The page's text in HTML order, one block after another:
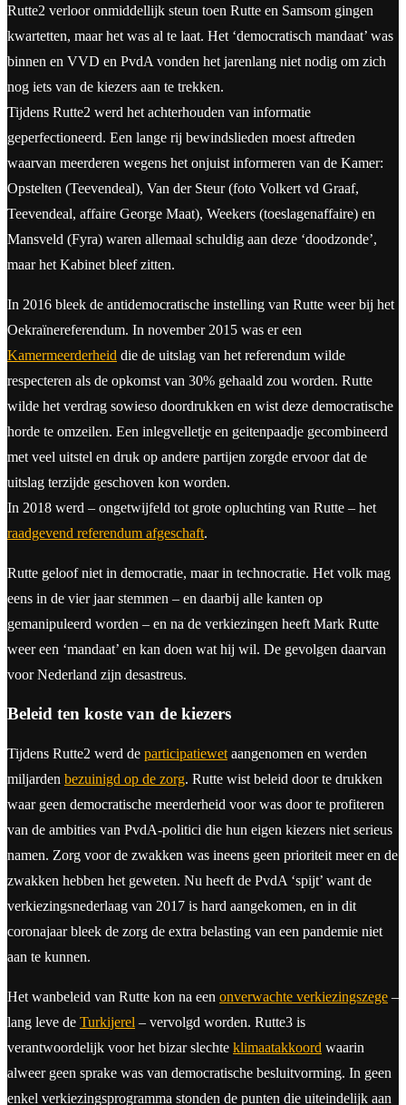
Rutte2 verloor onmiddellijk steun toen Rutte en Samsom gingen
kwartetten, maar het was al te laat. Het ‘democratisch mandaat’ was
binnen en VVD en PvdA vonden het jarenlang niet nodig om zich
nog iets van de kiezers aan te trekken.
Tijdens Rutte2 werd het achterhouden van informatie
geperfectioneerd. Een lange rij bewindslieden moest aftreden
waarvan meerderen wegens het onjuist informeren van de Kamer:
Opstelten (Teevendeal), Van der Steur (foto Volkert vd Graaf,
Teevendeal, affaire George Maat), Weekers (toeslagenaffaire) en
Mansveld (Fyra) waren allemaal schuldig aan deze ‘doodzonde’,
maar het Kabinet bleef zitten.
In 2016 bleek de antidemocratische instelling van Rutte weer bij het
Oekraïnereferendum. In november 2015 was er een
Kamermeerderheid die de uitslag van het referendum wilde
respecteren als de opkomst van 30% gehaald zou worden. Rutte
wilde het verdrag sowieso doordrukken en wist deze democratische
horde te omzeilen. Een inlegvelletje en geitenpaadje gecombineerd
met veel uitstel en druk op andere partijen zorgde ervoor dat de
uitslag terzijde geschoven kon worden.
In 2018 werd – ongetwijfeld tot grote opluchting van Rutte – het
raadgevend referendum afgeschaft.
Rutte geloof niet in democratie, maar in technocratie. Het volk mag
eens in de vier jaar stemmen – en daarbij alle kanten op
gemanipuleerd worden – en na de verkiezingen heeft Mark Rutte
weer een ‘mandaat’ en kan doen wat hij wil. De gevolgen daarvan
voor Nederland zijn desastreus.
Beleid ten koste van de kiezers
Tijdens Rutte2 werd de participatiewet aangenomen en werden
miljarden bezuinigd op de zorg. Rutte wist beleid door te drukken
waar geen democratische meerderheid voor was door te profiteren
van de ambities van PvdA-politici die hun eigen kiezers niet serieus
namen. Zorg voor de zwakken was ineens geen prioriteit meer en de
zwakken hebben het geweten. Nu heeft de PvdA ‘spijt’ want de
verkiezingsnederlaag van 2017 is hard aangekomen, en in dit
coronajaar bleek de zorg de extra belasting van een pandemie niet
aan te kunnen.
Het wanbeleid van Rutte kon na een onverwachte verkiezingszege –
lang leve de Turkijerel – vervolgd worden. Rutte3 is
verantwoordelijk voor het bizar slechte klimaatakkoord waarin
alweer geen sprake was van democratische besluitvorming. In geen
enkel verkiezingsprogramma stonden de punten die uiteindelijk aan